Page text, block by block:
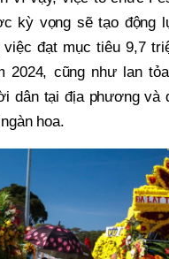
kỳ vọng sẽ tạo động
việc đạt mục tiêu 9,7
2024, cũng như lan
dân tại địa phương và
hoa.